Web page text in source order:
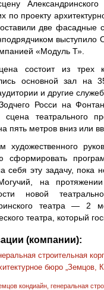
по проекту
две фасадные
«Модуль Т».
состоит из трех
основной зал на
и другие
Росси на
сцена театрального
пять метров вниз или
художественного
сформировать
себя эту задачу, пока
на
новой
театра — 2
театра, который
(компании):
строительная
бюро „Земцов,
кондиайн генеральная